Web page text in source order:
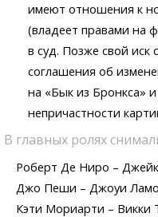
имеют отношения к
(владеет правами на
в суд. Позже свой иск
соглашения об
на «Бык из Бронкса»
непричастности
В главных ролях
Роберт Де Ниро –
Джо Пеши – Джоуи
Кэти Мориарти – Викки